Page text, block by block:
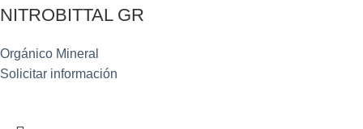
NITROBITTAL GR
Orgánico Mineral
Solicitar información